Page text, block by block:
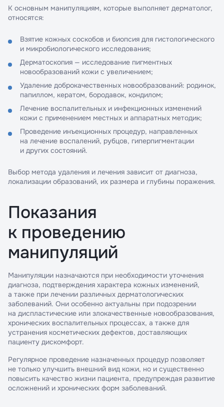
К основным манипуляциям, которые выполняет дерматолог,
относятся:
Взятие кожных соскобов и биопсия для гистологического
и микробиологического исследования;
Дерматоскопия — исследование пигментных
новообразований кожи с увеличением;
Удаление доброкачественных новообразований: родинок,
папиллом, кератом, бородавок, кондилом;
Лечение воспалительных и инфекционных изменений
кожи с применением местных и аппаратных методик;
Проведение инъекционных процедур, направленных
на лечение воспалений, рубцов, гиперпигментации
и других состояний.
Выбор метода удаления и лечения зависит от диагноза,
локализации образований, их размера и глубины поражения.
Показания
к проведению
манипуляций
Манипуляции назначаются при необходимости уточнения
диагноза, подтверждения характера кожных изменений,
а также при лечении различных дерматологических
заболеваний. Они особенно актуальны при подозрении
на диспластические или злокачественные новообразования,
хронических воспалительных процессах, а также для
устранения косметических дефектов, доставляющих
пациенту дискомфорт.
Регулярное проведение назначенных процедур позволяет
не только улучшить внешний вид кожи, но и существенно
повысить качество жизни пациента, предупреждая развитие
осложнений и хронических форм заболеваний.